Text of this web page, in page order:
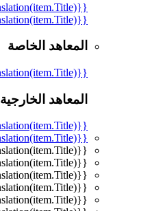
{{mmc.getCurrentTranslation(item.Title)}}
{{mmc.getCurrentTranslation(item.Title)}}
المعاهد الخاصة
{{mmc.getCurrentTranslation(item.Title)}}
المعاهد الخارجية
{{mmc.getCurrentTranslation(item.Title)}}
{{mmc.getCurrentTranslation(item.Title)}}
{{mmc.getCurrentTranslation(item.Title)}}
{{mmc.getCurrentTranslation(item.Title)}}
{{mmc.getCurrentTranslation(item.Title)}}
{{mmc.getCurrentTranslation(item.Title)}}
{{mmc.getCurrentTranslation(item.Title)}}